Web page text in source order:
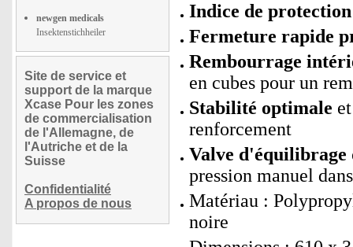
newgen medicals
Insektenstichheiler
Site de service et
support de la marque
Xcase Pour les zones
de commercialisation
de l'Allemagne, de
l'Autriche et de la
Suisse
Confidentialité
A propos de nous
Indice de
Fermeture rapide
Rembourrage
en cubes pour un
Stabilité optimale
renforcement
Valve d'équilibrage
pression manuel
Matériau :
noire